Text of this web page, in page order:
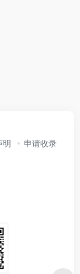
明 申请收录